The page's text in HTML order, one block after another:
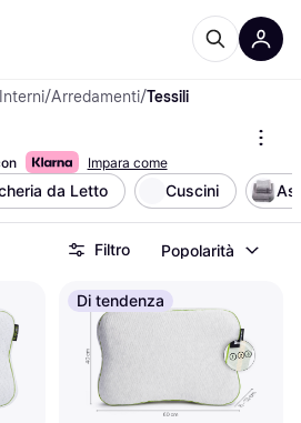
/Arredamenti/Tessili
Impara come
da Letto Cuscini
Filtro Popolarità
Di tendenza